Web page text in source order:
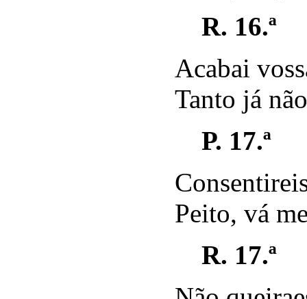
R. 16.ª
Acabai
Tanto já
P. 17.ª
Peito, vá
R. 17.ª